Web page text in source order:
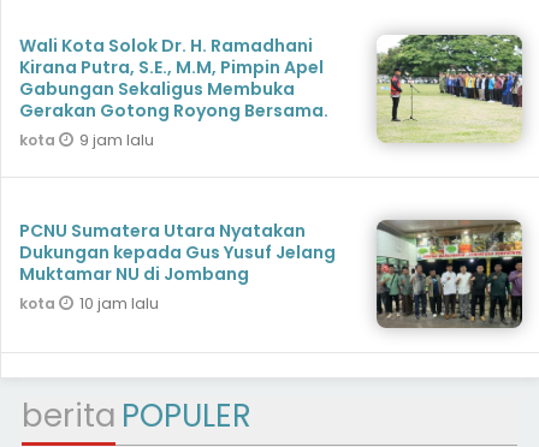
Wali Kota Solok Dr. H. Ramadhani
Kirana Putra, S.E., M.M, Pimpin Apel
Gabungan Sekaligus Membuka
Gerakan Gotong Royong Bersama.
kota 9 jam lalu
PCNU Sumatera Utara Nyatakan
Dukungan kepada Gus Yusuf Jelang
Muktamar NU di Jombang
kota 10 jam lalu
berita POPULER